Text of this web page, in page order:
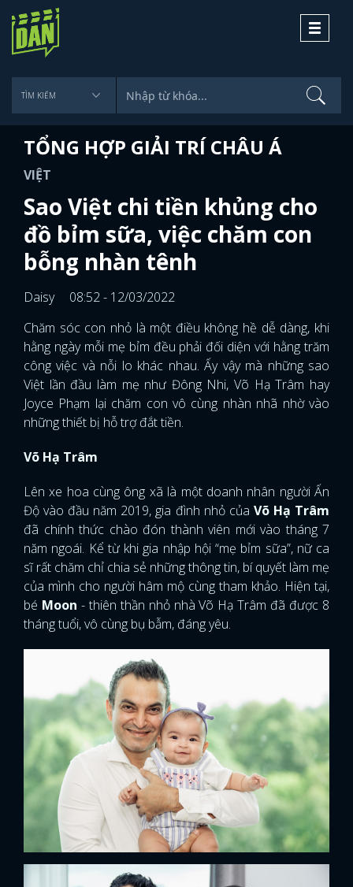
Toggle
TỔNG HỢP GIẢI TRÍ CHÂU Á
VIỆT
Sao Việt chi tiền khủng cho
đồ bỉm sữa, việc chăm con
bỗng nhàn tênh
Daisy
08:52 - 12/03/2022
Chăm sóc con nhỏ là một điều không hề dễ dàng, khi
hằng ngày mỗi mẹ bỉm đều phải đối diện với hằng trăm
công việc và nỗi lo khác nhau. Ấy vậy mà những sao
Việt lần đầu làm mẹ như Đông Nhi, Võ Hạ Trâm hay
Joyce Phạm lại chăm con vô cùng nhàn nhã nhờ vào
những thiết bị hỗ trợ đắt tiền.
Võ Hạ Trâm
Lên xe hoa cùng ông xã là một doanh nhân người Ấn
Độ vào đầu năm 2019, gia đình nhỏ của Võ Hạ Trâm
đã chính thức chào đón thành viên mới vào tháng 7
năm ngoái. Kể từ khi gia nhập hội “mẹ bỉm sữa”, nữ ca
sĩ rất chăm chỉ chia sẻ những thông tin, bí quyết làm mẹ
của mình cho người hâm mộ cùng tham khảo. Hiện tại,
bé Moon - thiên thần nhỏ nhà Võ Hạ Trâm đã được 8
tháng tuổi, vô cùng bụ bẫm, đáng yêu.